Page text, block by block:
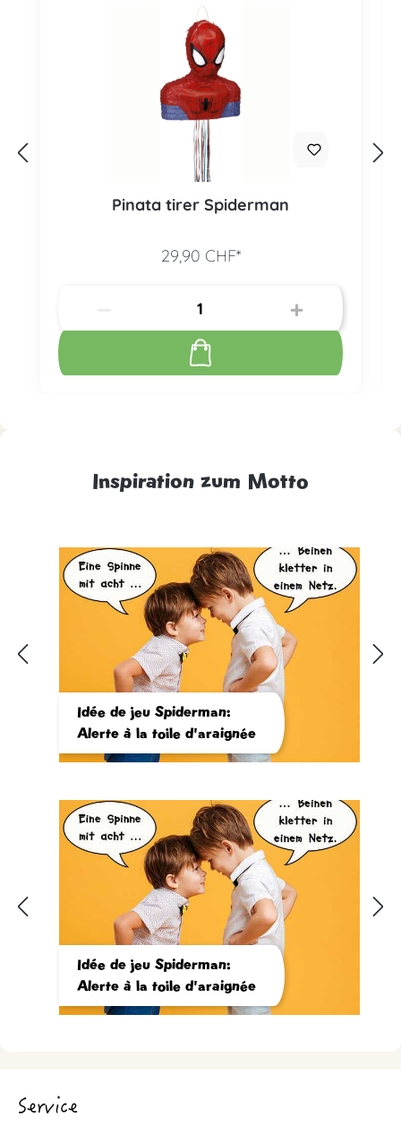
Pinata tirer Spiderman
29,90 CHF*
Inspiration zum Motto
Idée de jeu Spiderman:
Alerte à la toile d'araignée
Idée de jeu Spiderman:
Alerte à la toile d'araignée
Service